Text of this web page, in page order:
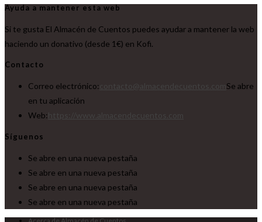
Ayuda a mantener esta web
Si te gusta El Almacén de Cuentos puedes ayudar a mantener la web
haciendo un donativo (desde 1€) en Kofi.
Contacto
Correo electrónico:
Se abre
en tu aplicación
Web:
Síguenos
Se abre en una nueva pestaña
Se abre en una nueva pestaña
Se abre en una nueva pestaña
Se abre en una nueva pestaña